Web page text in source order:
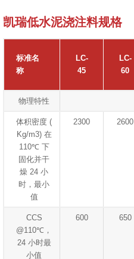
凯瑞低水泥浇注料规格
标准名
称
LC-
45
LC-
60
物理特性
体积密度 (
Kg/m3) 在
110℃ 下
固化并干
燥 24 小
时，最小
值
2300 2600
CCS
@110℃，
24 小时最
小值
600 650